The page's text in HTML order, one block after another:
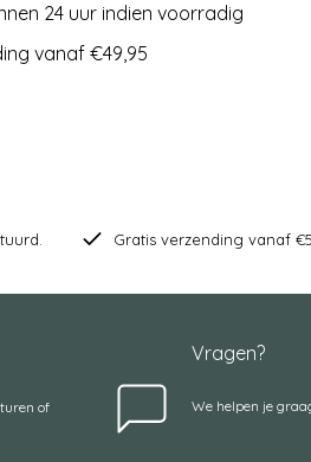
24 uur indien voorradig
vanaf €49,95
Gratis verzending vanaf
of
Vragen?
We helpen je